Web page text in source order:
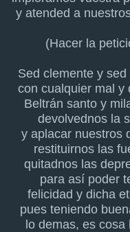
y atended a
(Hacer la
Sed clemente y sed
con cualquier mal y
Beltrán santo y
devolvednos la
y aplacar nuestros
restituirnos las
quitadnos las
para así poder
felicidad y dicha
pues teniendo
lo demas, es cosa